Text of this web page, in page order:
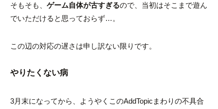
そもそも、 ゲーム自体が古すぎるので、当初はそこまで遊ん
でいただけると思っておらず…。
この辺の対応の遅さは申し訳ない限りです。
やりたくない病
3月末になってから、ようやくこのAddTopicまわりの不具合